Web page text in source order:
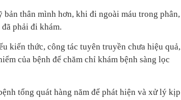
thân mình hơn, khi đi ngoài máu trong phân,
phải đi khám.
kiến thức, công tác tuyên truyền chưa hiệu quả,
của bệnh để chăm chỉ khám bệnh sàng lọc
tổng quát hàng năm để phát hiện và xử lý kịp